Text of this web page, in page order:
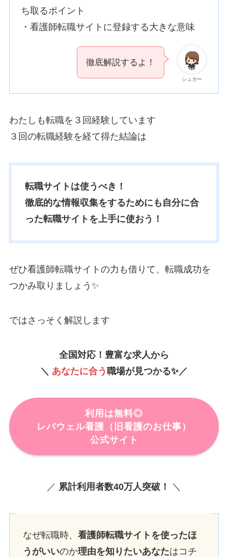
ち取るポイント
・看護師転職サイトに登録する大きな意味
シュガー
徹底解説するよ！
わたしも転職を３回経験しています
３回の転職経験を経て得た結論は
転職サイトは使うべき！
徹底的な情報収集をするためにも自分に合
った転職サイトを上手に使おう！
ぜひ看護師転職サイトの力も借りて、転職成功を
つかみ取りましょう✨
ではさっそく解説します
全国対応！ 豊富な求人から
＼ あなたに合う 職場が見つかる✨／
利用は無料◎
レバウェル看護 （旧 看護のお仕事）
公式サイト
／ 累計利用者数40万人突破！ ＼
なぜ転職時、 看護師転職サイトを使ったほ
うがいいのか理由を知りたいあなたはコチ